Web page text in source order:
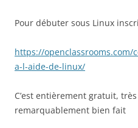
Pour débuter sous Linux
https://openclassrooms.com/
a-l-aide-de-linux/
C’est entièrement gratuit,
remarquablement bien fait